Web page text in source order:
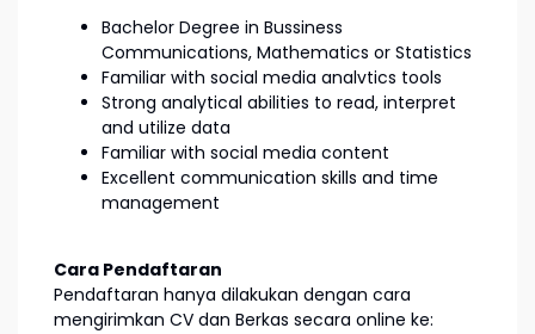
Bachelor Degree in Bussiness
Communications, Mathematics or Statistics
Familiar with social media analvtics tools
Strong analytical abilities to read, interpret
and utilize data
Familiar with social media content
Excellent communication skills and time
management
Cara Pendaftaran
Pendaftaran hanya dilakukan dengan cara
mengirimkan CV dan Berkas secara online ke: